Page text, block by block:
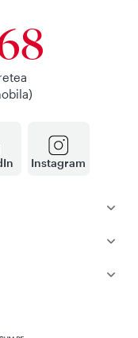
Instagram